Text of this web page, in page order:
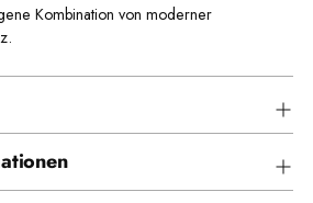
Kombination von moderner